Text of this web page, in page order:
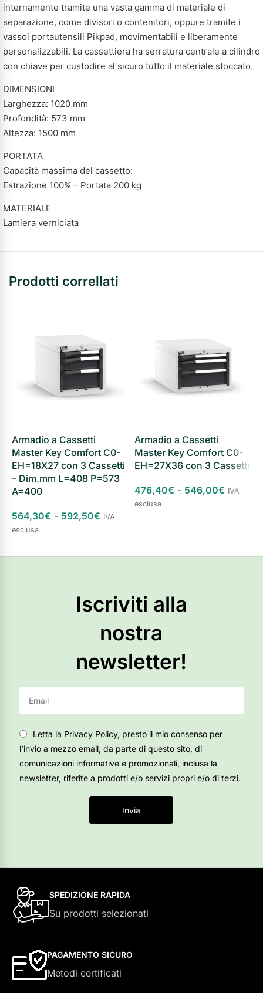
internamente tramite una vasta gamma di materiale di
separazione, come divisori o contenitori, oppure tramite i
vassoi portautensili Pikpad, movimentabili e liberamente
personalizzabili. La cassettiera ha serratura centrale a cilindro
con chiave per custodire al sicuro tutto il materiale stoccato.
DIMENSIONI
Larghezza: 1020 mm
Profondità: 573 mm
Altezza: 1500 mm
PORTATA
Capacità massima del cassetto:
Estrazione 100% – Portata 200 kg
MATERIALE
Lamiera verniciata
Prodotti correllati
Armadio a Cassetti
Master Key Comfort C0-
EH=18X27 con 3 Cassetti
– Dim.mm L=408 P=573
A=400
564,30€ - 592,50€ IVA
esclusa
Armadio a Cassetti
Master Key Comfort C0-
EH=27X36 con 3 Cassetti
476,40€ - 546,00€ IVA
esclusa
Iscriviti alla
nostra
newsletter!
Letta la Privacy Policy, presto il mio consenso per
l’invio a mezzo email, da parte di questo sito, di
comunicazioni informative e promozionali, inclusa la
newsletter, riferite a prodotti e/o servizi propri e/o di terzi.
Invia
SPEDIZIONE RAPIDA
Su prodotti selezionati
PAGAMENTO SICURO
Metodi certificati